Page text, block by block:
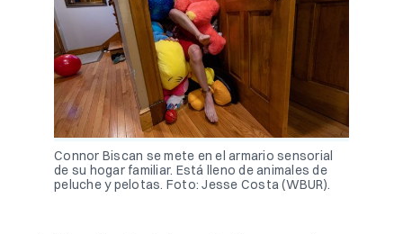
Connor Biscan se mete en el armario sensorial
de su hogar familiar. Está lleno de animales de
peluche y pelotas. Foto: Jesse Costa (WBUR).